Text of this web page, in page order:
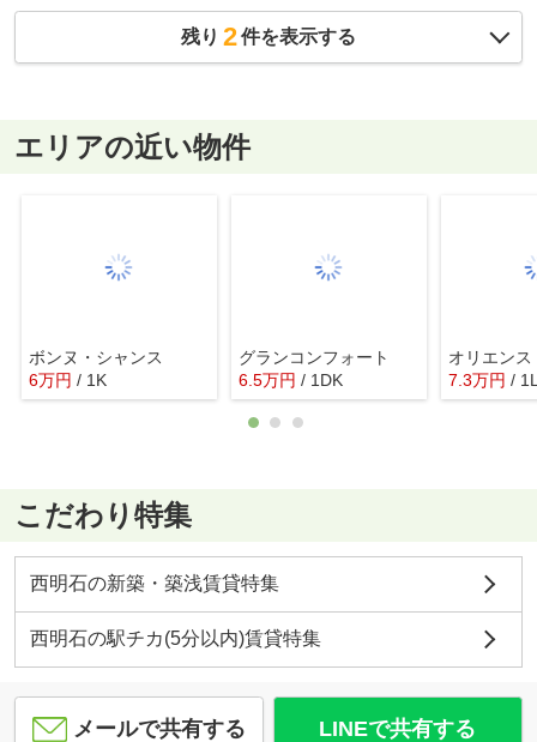
残り 2件を表示する
エリアの近い物件
ボンヌ・シャンス
6万円 / 1K
グランコンフォート
6.5万円 / 1DK
オリエンス
7.3万円 /
こだわり特集
西明石の新築・築浅賃貸特集
西明石の駅チカ(5分以内)賃貸特集
メールで共有する LINEで共有する